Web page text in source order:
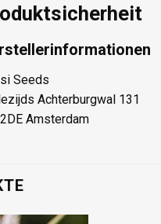
Seeds
Achterburgwal 131
Amsterdam